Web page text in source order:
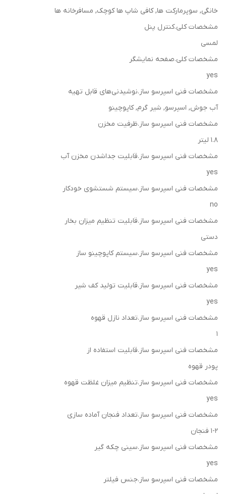
خانگی, سوپرمارکت ها, کافی شاپ ها کوچک, مسافرخانه ها
مشخصات کلی.کنترل پنل
لمسی
مشخصات کلی.صفحه نمایشگر
yes
مشخصات فنی اسپرسو ساز.نوشیدنی‌های قابل تهیه
آب جوش, اسپرسو, شیر گرم, کاپوچینو
مشخصات فنی اسپرسو ساز.ظرفیت مخزن
1.8 لیتر
مشخصات فنی اسپرسو ساز.قابلیت جداشدن مخزن آب
yes
مشخصات فنی اسپرسو ساز.سیستم شستشوی خودکار
no
مشخصات فنی اسپرسو ساز.قابلیت تنظیم میزان بخار
دستی
مشخصات فنی اسپرسو ساز.سیستم کاپوچینو ساز
yes
مشخصات فنی اسپرسو ساز.قابلیت تولید کف شیر
yes
مشخصات فنی اسپرسو ساز.تعداد نازل قهوه
1
مشخصات فنی اسپرسو ساز.قابلیت استفاده از
پودر قهوه
مشخصات فنی اسپرسو ساز.تنظیم میزان غلظت قهوه
yes
مشخصات فنی اسپرسو ساز.تعداد فنجان آماده سازی
1-2 فنجان
مشخصات فنی اسپرسو ساز.سینی چکه گیر
yes
مشخصات فنی اسپرسو ساز.جنس فیلتر